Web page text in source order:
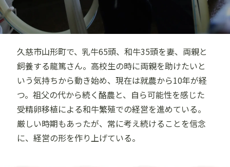
久慈市山形町で、乳牛65頭、和牛35頭を妻、両親と
飼養する龍篤さん。高校生の時に両親を助けたいと
いう気持ちから動き始め、現在は就農から10年が経
つ。祖父の代から続く酪農と、自ら可能性を感じた
受精卵移植による和牛繁殖での経営を進めている。
厳しい時期もあったが、常に考え続けることを信念
に、経営の形を作り上げている。